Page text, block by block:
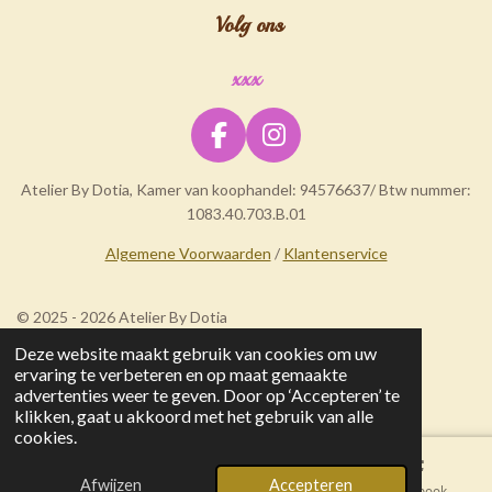
Deze website maakt gebruik van cookies om uw
ervaring te verbeteren en op maat gemaakte
advertenties weer te geven. Door op ‘Accepteren’ te
klikken, gaat u akkoord met het gebruik van alle
cookies.
Afwijzen Accepteren
Volg ons
xxx
F
c
e
b
k
I
s
t
a
a
m
Atelier By Dotia, Kamer van koophandel: 94576637/ Btw nummer:
1083.40.703.B.01
Algemene Voorwaarden / Klantenservice
© 2025 - 2026 Atelier By Dotia